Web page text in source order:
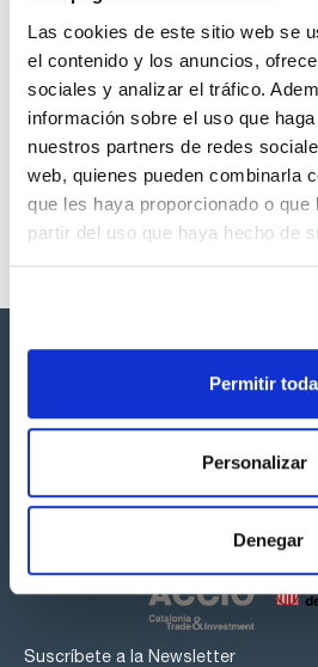
Las cookies de este sitio web se
el contenido y los anuncios,
sociales y analizar el tráfico.
información sobre el uso que
nuestros partners de redes
web, quienes pueden combinarla
que les haya proporcionado o que
partir del uso que haya hecho de
Permitir
Personalizar
Denegar
500 mg [112-92-5]
Referencia
SB59800500
Envase
x500mg
Disponibilidad
Ver stock
Síguenos:
Suscríbete a la Newsletter